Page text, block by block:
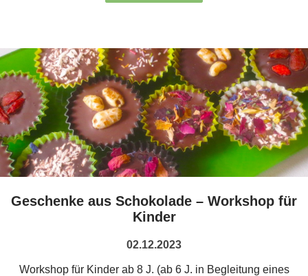
Geschenke aus Schokolade – Workshop für
Kinder
02.12.2023
Workshop für Kinder ab 8 J. (ab 6 J. in Begleitung eines